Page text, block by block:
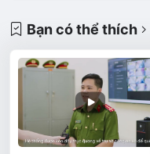
Bạn có thể thích